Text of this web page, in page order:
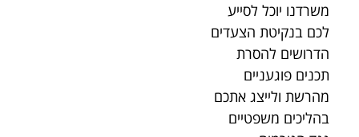
משרדנו יוכל לסייע
לכם בנקיטת הצעדים
הדרושים להסרת
תכנים פוגעניים
מהרשת ולייצג אתכם
בהליכים משפטיים